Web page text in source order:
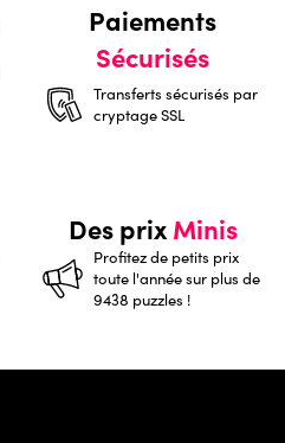
Paiements
Sécurisés
Transferts sécurisés par
cryptage SSL
Des prixMinis
Profitez de petits prix
toute l'année sur plus de
9438 puzzles !